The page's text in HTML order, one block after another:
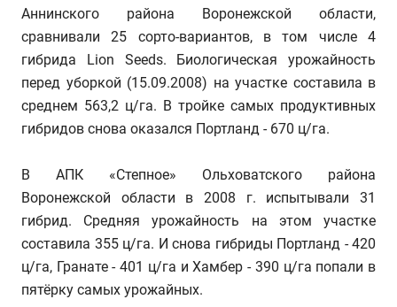
Аннинского района Воронежской области,
сравнивали 25 сорто-вариантов, в том числе 4
гибрида Lion Seeds. Биологическая урожайность
перед уборкой (15.09.2008) на участке составила в
среднем 563,2 ц/га. В тройке самых продуктивных
гибридов снова оказался Портланд - 670 ц/га.
В АПК «Степное» Ольховатского района
Воронежской области в 2008 г. испытывали 31
гибрид. Средняя урожайность на этом участке
составила 355 ц/га. И снова гибриды Портланд - 420
ц/га, Гранате - 401 ц/га и Хамбер - 390 ц/га попали в
пятёрку самых урожайных.